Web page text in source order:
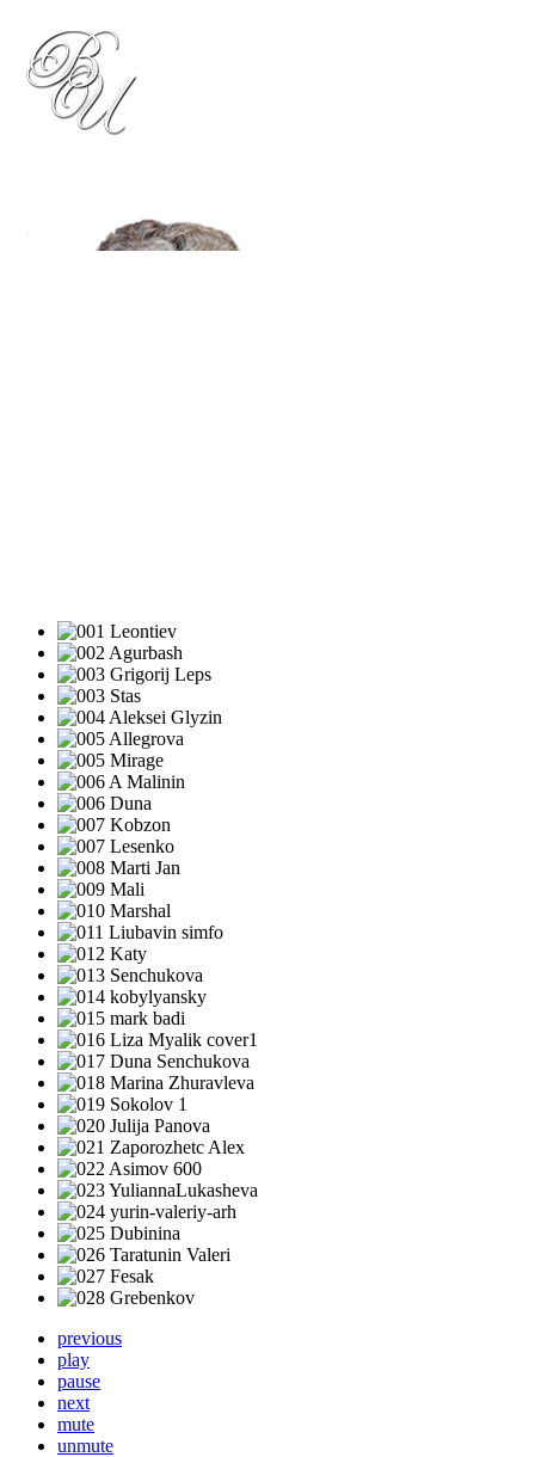
previous
play
pause
next
mute
unmute